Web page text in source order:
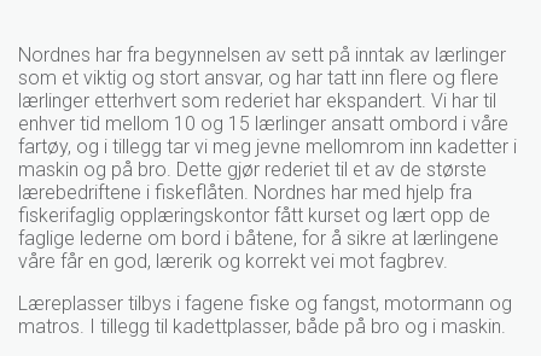
Nordnes har fra begynnelsen av sett på inntak av lærlinger
som et viktig og stort ansvar, og har tatt inn flere og flere
lærlinger etterhvert som rederiet har ekspandert. Vi har til
enhver tid mellom 10 og 15 lærlinger ansatt ombord i våre
fartøy, og i tillegg tar vi meg jevne mellomrom inn kadetter i
maskin og på bro. Dette gjør rederiet til et av de største
lærebedriftene i fiskeflåten. Nordnes har med hjelp fra
fiskerifaglig opplæringskontor fått kurset og lært opp de
faglige lederne om bord i båtene, for å sikre at lærlingene
våre får en god, lærerik og korrekt vei mot fagbrev.
Læreplasser tilbys i fagene fiske og fangst, motormann og
matros. I tillegg til kadettplasser, både på bro og i maskin.